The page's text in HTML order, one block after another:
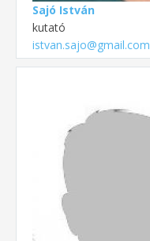
Sajó István
kutató
istvan.sajo@gmail.com